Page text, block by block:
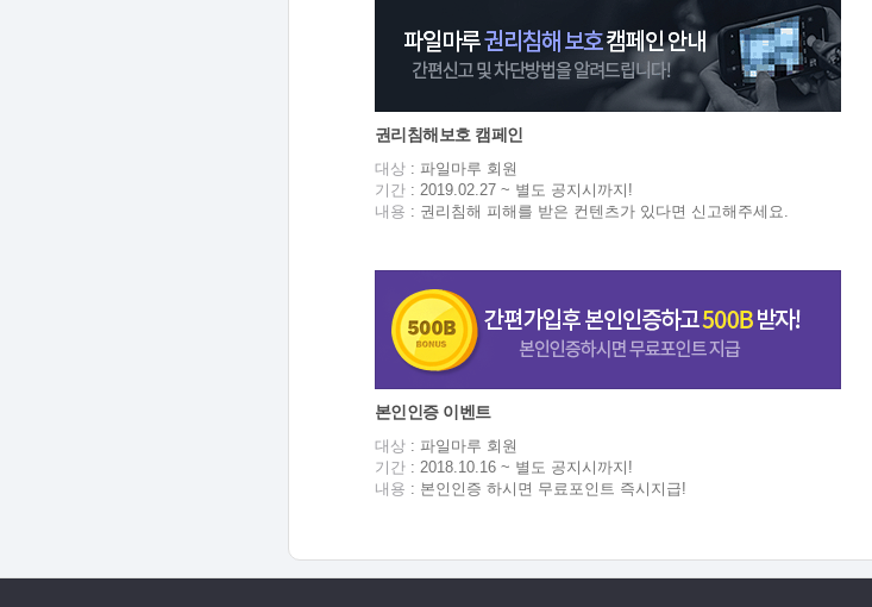
권리침해보호 캠페인
대상: 파일마루 회원
기간: 2019.02.27 ~ 별도 공지시까지!
내용 : 권리침해 피해를 받은 컨텐츠가 있다면 신고해주세요.
본인인증 이벤트
대상: 파일마루 회원
기간: 2018.10.16 ~ 별도 공지시까지!
내용 : 본인인증 하시면 무료포인트 즉시지급!